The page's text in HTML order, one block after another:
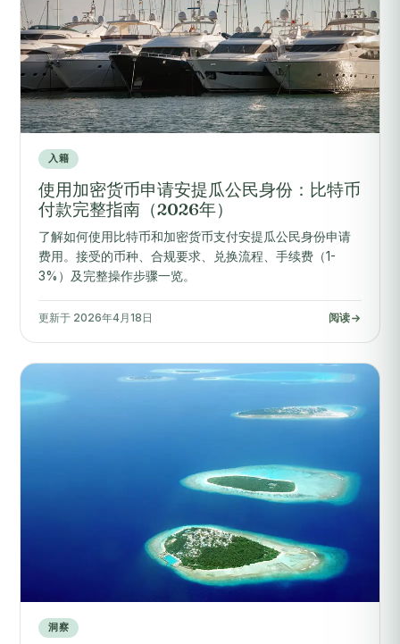
入籍
使用加密货币申请安提瓜公民身份：比特币
付款完整指南（2026年）
了解如何使用比特币和加密货币支付安提瓜公民身份申请
费用。接受的币种、合规要求、兑换流程、手续费（1-
3%）及完整操作步骤一览。
更新于 2026年4月18日 阅读
洞察